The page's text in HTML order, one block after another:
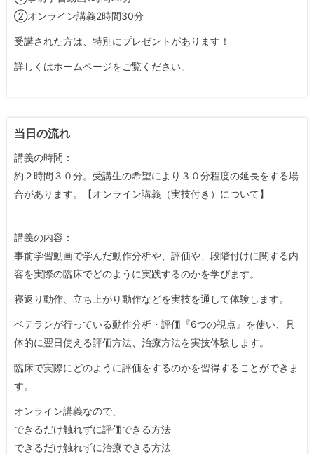
②オンライン講義2時間30分
受講された方は、特別にプレゼントがあります！
詳しくはホームページをご覧ください。
当日の流れ
講義の時間：
約２時間３０分。受講生の希望により３０分程度の延長をする場
合があります。【オンライン講義（実技付き）について】
講義の内容：
事前学習動画で学んだ動作分析や、評価や、段階付けに関する内
容を実際の臨床でどのように実践するのかを学びます。
寝返り動作、立ち上がり動作などを実技を通して体験します。
ベテランが行っている動作分析・評価『6つの視点』を使い、具
体的に翌日使える評価方法、治療方法を実技体験します。
臨床で実際にどのように評価をするのかを習得することができま
す。
オンライン講義なので、
できるだけ触れずに評価できる方法
できるだけ触れずに治療できる方法